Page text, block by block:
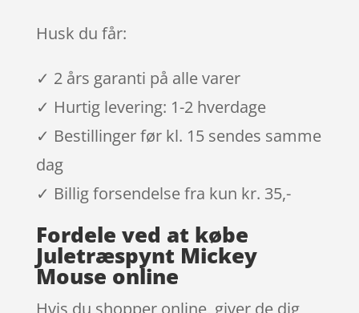
Husk du får:
✓ 2 års garanti på alle varer
✓ Hurtig levering: 1-2 hverdage
✓ Bestillinger før kl. 15 sendes samme
dag
✓ Billig forsendelse fra kun kr. 35,-
Fordele ved at købe
Juletræspynt Mickey
Mouse online
Hvis du shopper online, giver de dig